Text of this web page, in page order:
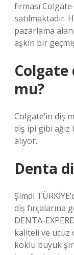
firması
satılmaktadır.
pazarlama
aşkın bir
Colgate
mu?
Colgate’in diş
diş ipi gibi
alıyor.
Denta
Şimdi
diş fırçalarına
DENTA-
kaliteli ve ucuz
köklü büyük